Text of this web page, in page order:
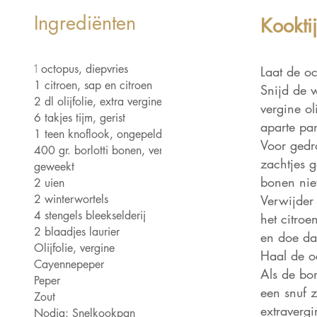
is a clean and
favored by
It's easy on the
a great go to font
paragraphs &
Ingrediënten
1 octopus, diepvries
1 citroen, sap en citroen
2 dl olijfolie, extra vergine
6 takjes tijm, gerist
1 teen knoflook, ongepeld
400 gr. borlotti bonen, vers of
geweekt
2 uien
2 winterwortels
4 stengels bleekselderij
2 blaadjes laurier
Olijfolie, vergine
Cayennepeper
Peper
Zout
Nodig: Snelkookpan
Laat de
Snijd de
vergine
aparte
Voor
zachtjes
bonen
Verwijder
het
en doe
Haal de
Als de
een snuf